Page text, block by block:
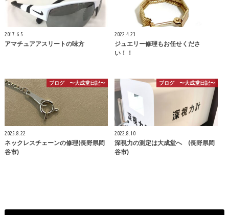
2017.6.5
アマチュアアスリートの味方
2022.4.23
ジュエリー修理もお任せくださ
い！！
ブログ 〜大成堂日記〜
2025.8.22
ネックレスチェーンの修理(長野県岡
谷市)
ブログ 〜大成堂日記〜
2022.8.10
深視力の測定は大成堂へ (長野県岡
谷市)